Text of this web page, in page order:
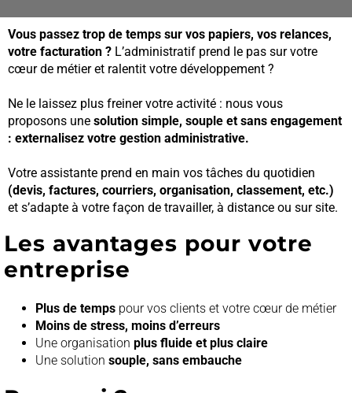
Vous passez trop de temps sur vos papiers, vos relances,
votre facturation ? L’administratif prend le pas sur votre
cœur de métier et ralentit votre développement ?
Ne le laissez plus freiner votre activité : nous vous
proposons une solution simple, souple et sans engagement
: externalisez votre gestion administrative.
Votre assistante prend en main vos tâches du quotidien
(devis, factures, courriers, organisation, classement, etc.)
et s’adapte à votre façon de travailler, à distance ou sur site.
Les avantages pour votre
entreprise
Plus de temps pour vos clients et votre cœur de métier
Moins de stress, moins d’erreurs
Une organisation plus fluide et plus claire
Une solution souple, sans embauche